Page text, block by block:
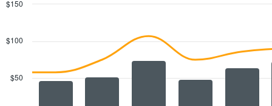
autos.
muestra
Y
with
$50
$100
$150